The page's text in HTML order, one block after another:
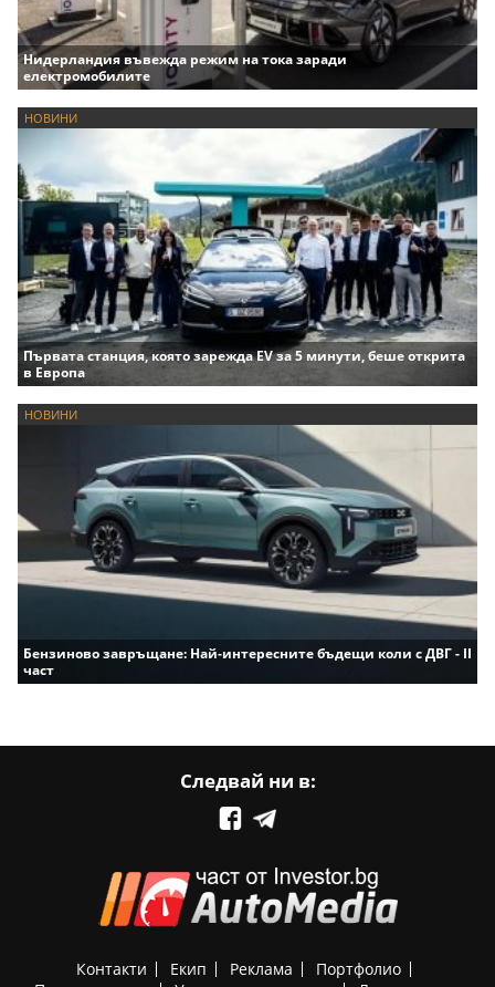
Нидерландия въвежда режим на тока заради
електромобилите
НОВИНИ
Първата станция, която зарежда EV за 5 минути, беше открита
в Европа
НОВИНИ
Бензиново завръщане: Най-интересните бъдещи коли с ДВГ - II
част
Следвай ни в:
Контакти Екип Реклама
Портфолио